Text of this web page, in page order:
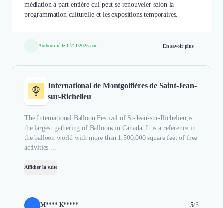
médiation à part entière qui peut se renouveler selon la
programmation culturelle et les expositions temporaires.
Authentifié le 17/11/2025 par En savoir plus
International de Montgolfières de Saint-Jean-
sur-Richelieu
The International Balloon Festival of St-Jean-sur-Richelieu,is
the largest gathering of Balloons in Canada. It is a reference in
the balloon world with more than 1,500,000 square feet of free
activities ...
Afficher la suite
M**** K***** 5/5